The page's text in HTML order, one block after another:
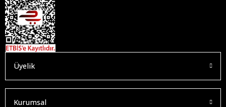
Üyelik
Kurumsal